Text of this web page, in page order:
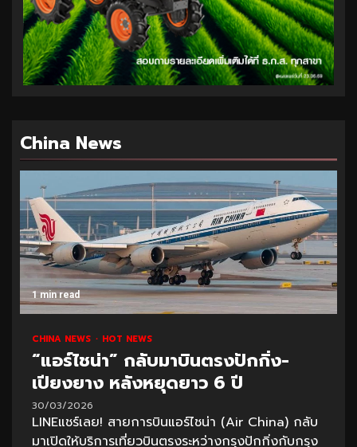
China News
1 min read
CHINA NEWS HOT NEWS
“แอร์ไชน่า” กลับมาบินตรงปักกิ่ง-
เปียงยาง หลังหยุดยาว 6 ปี
30/03/2026
LINEแชร์เลย! สายการบินแอร์ไชน่า (Air China) กลับ
มาเปิดให้บริการเที่ยวบินตรงระหว่างกรุงปักกิ่งกับกรุง